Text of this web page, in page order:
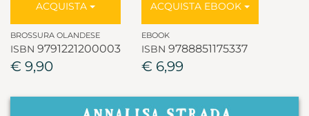
ACQUISTA
BROSSURA OLANDESE
ISBN 9791221200003
€ 9,90
ACQUISTA EBOOK
EBOOK
ISBN 9788851175337
€ 6,99